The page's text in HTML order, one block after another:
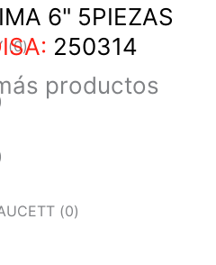
(0)
(0)
6" 5PIEZAS
250314
productos